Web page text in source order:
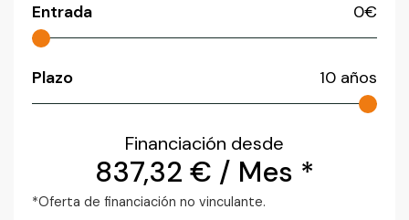
Entrada
0€
Plazo 10 años
Financiación desde
837,32 € / Mes *
*Oferta de financiación no vinculante.